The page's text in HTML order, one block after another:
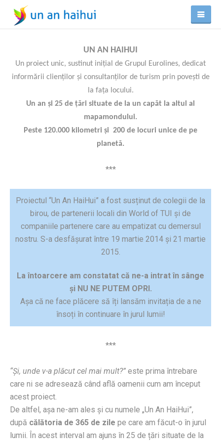
UN AN HAIHUI
Un proiect unic, sustinut inițial de Grupul Eurolines, dedicat
informării clienților și consultanților de turism prin povești de
la fața locului.
Un an și 25 de țări situate de la un capăt la altul al
mapamondului.
Peste 120.000 kilometri și 200 de locuri unice de pe
planetă.
***
Proiectul “Un An HaiHui” a fost susținut de colegii de la
birou, de partenerii locali din World of TUI și de
companiile partenere care au empatizat cu demersul
nostru. S-a desfășurat între 19 martie 2014 și 21 martie
2015.
La întoarcere am constatat că ne-a intrat în sânge
și NU NE PUTEM OPRI.
Așa că ne face plăcere să îți lansăm invitația de a ne
însoți în continuare în jurul lumii!
***
“Și, unde v-a plăcut cel mai mult?” este prima întrebare
care ni se adresează când află oamenii cum am început
acest proiect.
De altfel, așa ne-am ales și cu numele „Un An HaiHui”,
după călătoria de 365 de zile pe care am făcut-o în jurul
lumii. În acest interval am ajuns în 25 de țări situate de la